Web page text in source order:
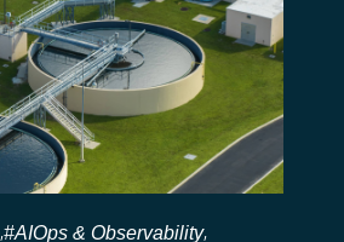
,#AIOps & Observability,